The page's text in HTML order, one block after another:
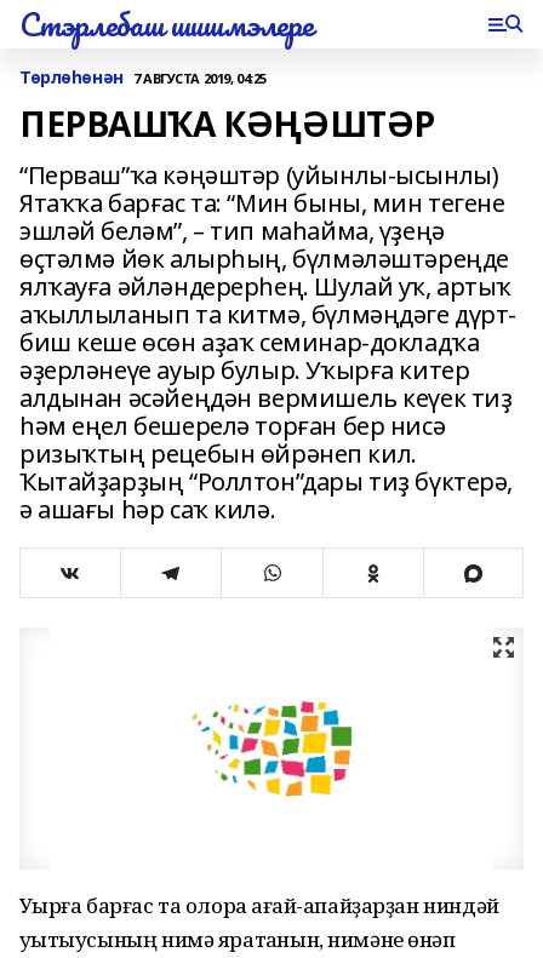
Стэрлебаш шишмэлере
Төрлөһөнән 7 АВГУСТА 2019, 04:25
ПЕРВАШҠА КӘҢӘШТӘР
“Перваш”ҡа кәңәштәр (уйынлы-ысынлы)
Ятаҡҡа барғас та: “Мин быны, мин тегене
эшләй беләм”, – тип маһайма, үҙеңә
өҫтәлмә йөк алырһың, бүлмәләштәреңде
ялҡауға әйләндерерһең. Шулай уҡ, артыҡ
аҡыллыланып та китмә, бүлмәңдәге дүрт-
биш кеше өсөн аҙаҡ семинар-докладҡа
әҙерләнеүе ауыр булыр. Уҡырға китер
алдынан әсәйеңдән вермишель кеүек тиҙ
һәм еңел бешерелә торған бер нисә
ризыҡтың рецебын өйрәнеп кил.
Ҡытайҙарҙың “Роллтон”дары тиҙ бүктерә,
ә ашағы һәр саҡ килә.
Уҡырға барғас та олораҡ ағай-апайҙарҙан ниндәй
уҡытыусының нимә яратҡанын, нимәне өнәп